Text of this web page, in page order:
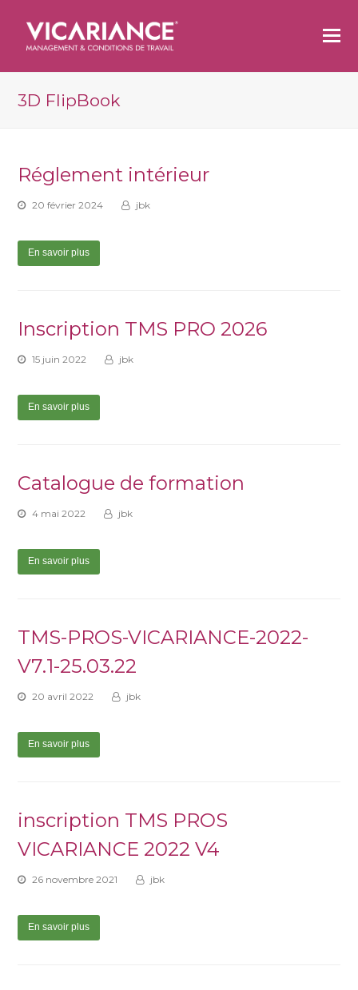
3D FlipBook
Réglement intérieur
20 février 2024 jbk
En savoir plus
Inscription TMS PRO 2026
15 juin 2022 jbk
En savoir plus
Catalogue de formation
4 mai 2022 jbk
En savoir plus
TMS-PROS-VICARIANCE-2022-
V7.1-25.03.22
20 avril 2022 jbk
En savoir plus
inscription TMS PROS
VICARIANCE 2022 V4
26 novembre 2021 jbk
En savoir plus